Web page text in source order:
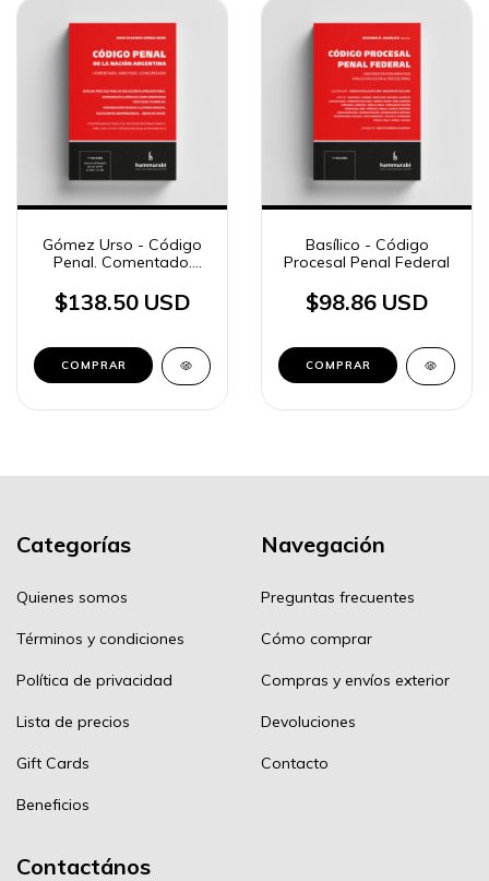
Gómez Urso - Código
Penal. Comentado.
$138.50 USD
COMPRAR
Basílico - Código
Procesal Penal Federal
$98.86 USD
COMPRAR
Categorías
Quienes somos
Términos y condiciones
Política de privacidad
Lista de precios
Gift Cards
Beneficios
Navegación
Preguntas frecuentes
Cómo comprar
Compras y envíos exterior
Devoluciones
Contacto
Contactános